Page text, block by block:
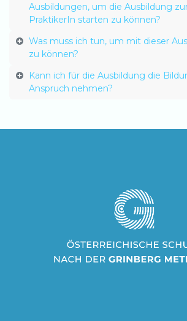
Ausbildungen, um die Ausbildung
PraktikerIn starten zu können?
Was muss ich tun, um mit dieser
zu können?
Kann ich für die Ausbildung die
Anspruch nehmen?